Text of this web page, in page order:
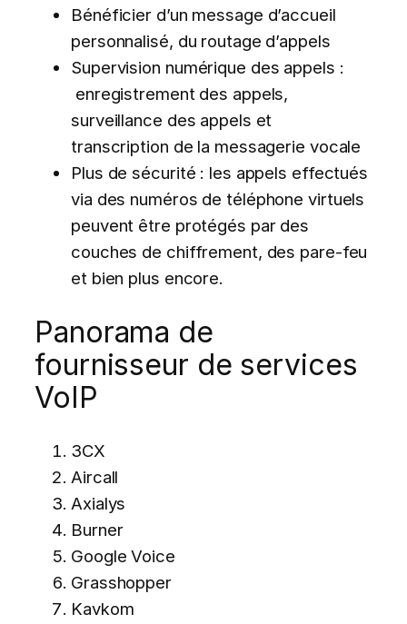
Bénéficier d’un message d’accueil
personnalisé, du routage d’appels
Supervision numérique des appels :
enregistrement des appels,
surveillance des appels et
transcription de la messagerie vocale
Plus de sécurité : les appels effectués
via des numéros de téléphone virtuels
peuvent être protégés par des
couches de chiffrement, des pare-feu
et bien plus encore.
Panorama de
fournisseur de services
VoIP
3CX
Aircall
Axialys
Burner
Google Voice
Grasshopper
Kavkom